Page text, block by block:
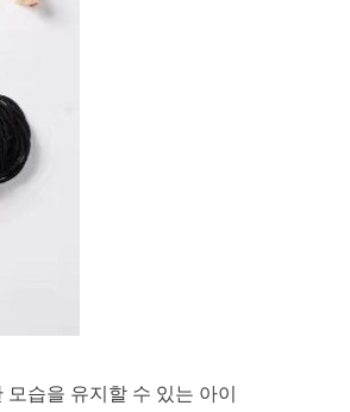
습을 유지할 수 있는 아이